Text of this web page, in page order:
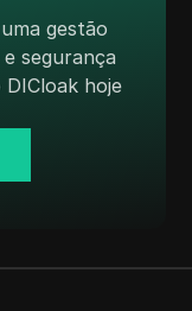
gestão
segurança
hoje